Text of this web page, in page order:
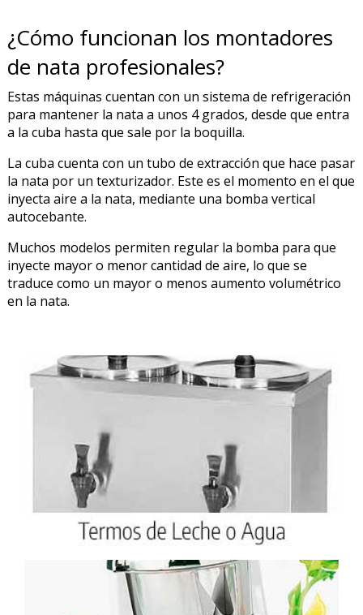
¿Cómo funcionan los montadores
de nata profesionales?
Estas máquinas cuentan con un sistema de refrigeración
para mantener la nata a unos 4 grados, desde que entra
a la cuba hasta que sale por la boquilla.
La cuba cuenta con un tubo de extracción que hace pasar
la nata por un texturizador. Este es el momento en el que
inyecta aire a la nata, mediante una bomba vertical
autocebante.
Muchos modelos permiten regular la bomba para que
inyecte mayor o menor cantidad de aire, lo que se
traduce como un mayor o menos aumento volumétrico
en la nata.